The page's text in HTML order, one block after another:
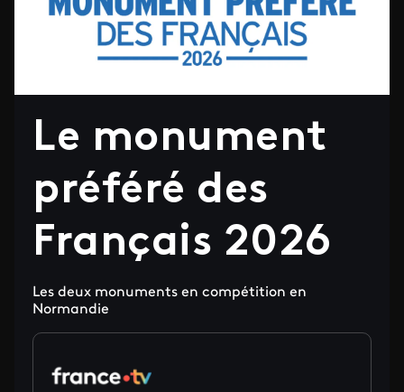
Le monument
préféré des
Français 2026
Les deux monuments en compétition en
Normandie